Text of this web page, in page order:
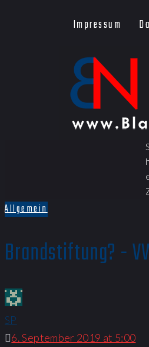
Impressum
Allgemein
Brandstiftung? -
SP
6. September 2019 at 5:00